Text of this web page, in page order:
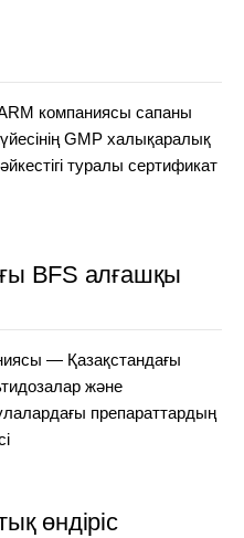
компаниясы сапаны
GMP халықаралық
туралы сертификат
BFS алғашқы
— Қазақстандағы
және
препараттардың
өндіріс